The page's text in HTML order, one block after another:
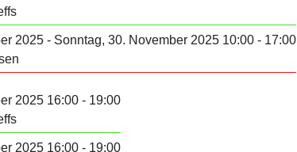
2025 - Sonntag, 30. November 2025 10:00 - 17:00
2025 16:00 - 19:00
2025 16:00 - 19:00